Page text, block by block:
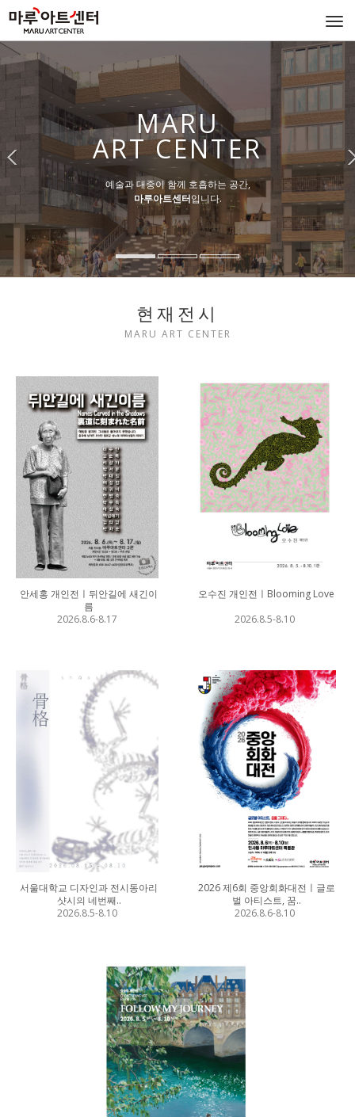
MARU
ART CENTER
예술과 대중이 함께 호흡하는 공간,
마루아트센터입니다.
현재전시
MARU ART CENTER
안세홍 개인전ㅣ뒤안길에 새긴이
름
2026.8.6-8.17
오수진 개인전ㅣBlooming Love
2026.8.5-8.10
서울대학교 디자인과 전시동아리
샷시의 네번째..
2026.8.5-8.10
2026 제6회 중앙회화대전ㅣ글로
벌 아티스트, 꿈..
2026.8.6-8.10